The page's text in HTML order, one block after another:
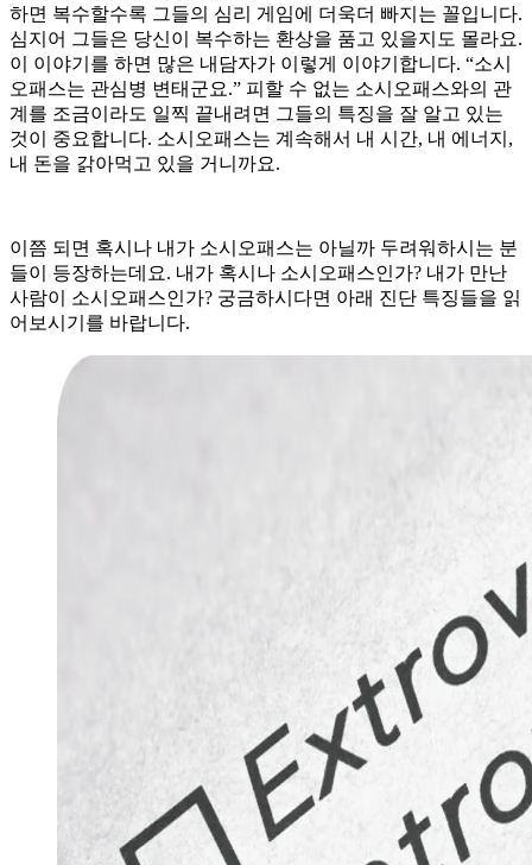
하면 복수할수록 그들의 심리 게임에 더욱더 빠지는 꼴입니다.
심지어 그들은 당신이 복수하는 환상을 품고 있을지도 몰라요.
이 이야기를 하면 많은 내담자가 이렇게 이야기합니다. “소시
오패스는 관심병 변태군요.” 피할 수 없는 소시오패스와의 관
계를 조금이라도 일찍 끝내려면 그들의 특징을 잘 알고 있는
것이 중요합니다. 소시오패스는 계속해서 내 시간, 내 에너지,
내 돈을 갉아먹고 있을 거니까요.
이쯤 되면 혹시나 내가 소시오패스는 아닐까 두려워하시는 분
들이 등장하는데요. 내가 혹시나 소시오패스인가? 내가 만난
사람이 소시오패스인가? 궁금하시다면 아래 진단 특징들을 읽
어보시기를 바랍니다.